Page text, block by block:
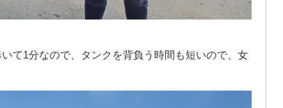
て1分なので、タンクを背負う時間も短いので、女